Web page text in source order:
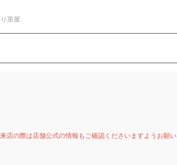
茶屋
店の際は店舗公式の情報もご確認くださいますようお願い